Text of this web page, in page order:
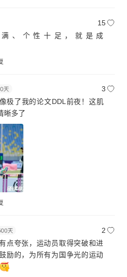
15
、个性十足，就是成
3
极了我的论文DDL前夜！这肌
晰多了
2
点夸张，运动员取得突破和进
励的，为所有为国争光的运动